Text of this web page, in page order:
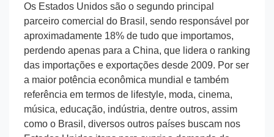
Os Estados Unidos são o segundo principal
parceiro comercial do Brasil, sendo responsável por
aproximadamente 18% de tudo que importamos,
perdendo apenas para a China, que lidera o ranking
das importações e exportações desde 2009. Por ser
a maior potência econômica mundial e também
referência em termos de lifestyle, moda, cinema,
música, educação, indústria, dentre outros, assim
como o Brasil, diversos outros países buscam nos